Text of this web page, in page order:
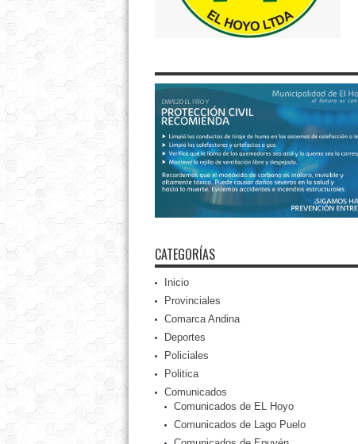
CATEGORÍAS
Inicio
Provinciales
Comarca Andina
Deportes
Policiales
Politica
Comunicados
Comunicados de EL Hoyo
Comunicados de Lago Puelo